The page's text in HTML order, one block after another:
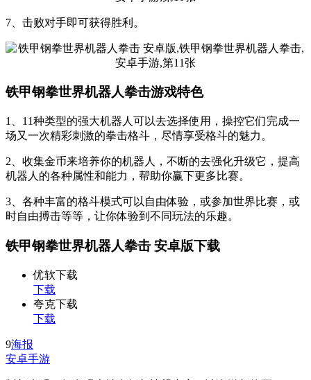
7、击败对手即可获得胜利。
铁甲钢拳世界机器人拳击游戏特色
1、11种类型的强大机器人可以去选择使用，操控它们完成一
场又一次精彩刺激的拳击格斗，尽情享受格斗的魅力。
2、收集金币来培养你的机器人，不断的去强化升级它，提高
机器人的各种属性和能力，帮助你赢下更多比赛。
3、各种丰富的格斗模式可以自由体验，或参加世界比赛，或
时自由搏击等等，让你体验到不同玩法的乐趣。
铁甲钢拳世界机器人拳击 安卓版下载
优软下载
下载
夸克下载
下载
9海报
安卓手游